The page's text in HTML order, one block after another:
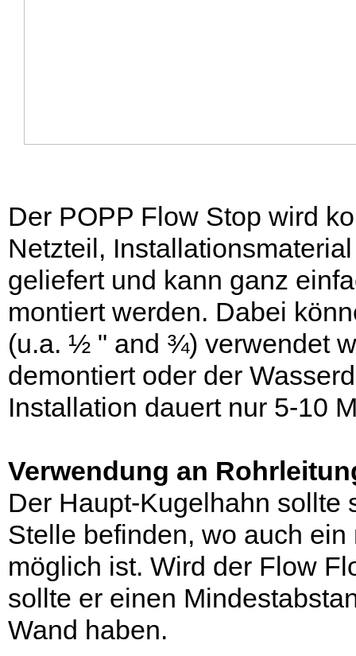
Der POPP Flow Stop wird
Netzteil,
geliefert und kann ganz
montiert werden. Dabei
(u.a. ½ " and ¾) verwendet
demontiert oder der
Installation dauert nur 5-10
Verwendung an
Der Haupt-Kugelhahn sollte
Stelle befinden, wo auch
möglich ist. Wird der Flow
sollte er einen
Wand haben.